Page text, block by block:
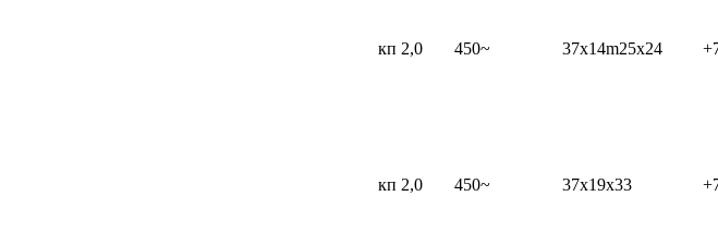
кп 2,0 450~ 37x14m25x24
кп 2,0 450~ 37x19x33